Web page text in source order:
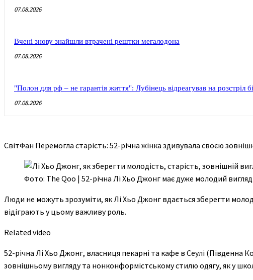
07.08.2026
Вчені знову знайшли втрачені рештки мегалодона
07.08.2026
"Полон для рф – не гарантія життя": Лубінець відреагував на
07.08.2026
СвітФан Перемогла старість: 52-річна жінка здивувала своєю
Фото: The Qoo | 52-річна Лі Хьо Джонг має дуже молодий вигляд
Люди не можуть зрозуміти, як Лі Хьо Джонг вдається зберегти
відіграють у цьому важливу роль.
Related video
52-річна Лі Хьо Джонг, власниця пекарні та кафе в Сеулі
зовнішньому вигляду та нонконформістському стилю одягу, як у